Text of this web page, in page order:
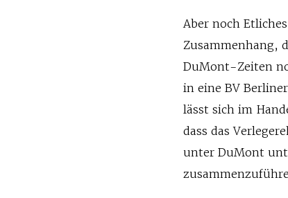
Aber noch
Zusammenhang,
DuMont-Zeiten
in eine BV
lässt sich im
dass das
unter DuMont